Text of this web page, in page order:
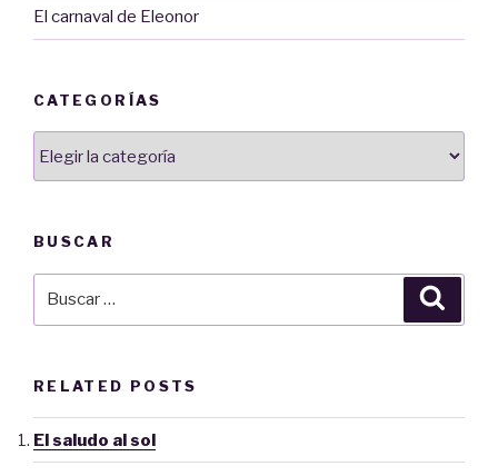
El carnaval de Eleonor
CATEGORÍAS
BUSCAR
RELATED POSTS
El saludo al sol